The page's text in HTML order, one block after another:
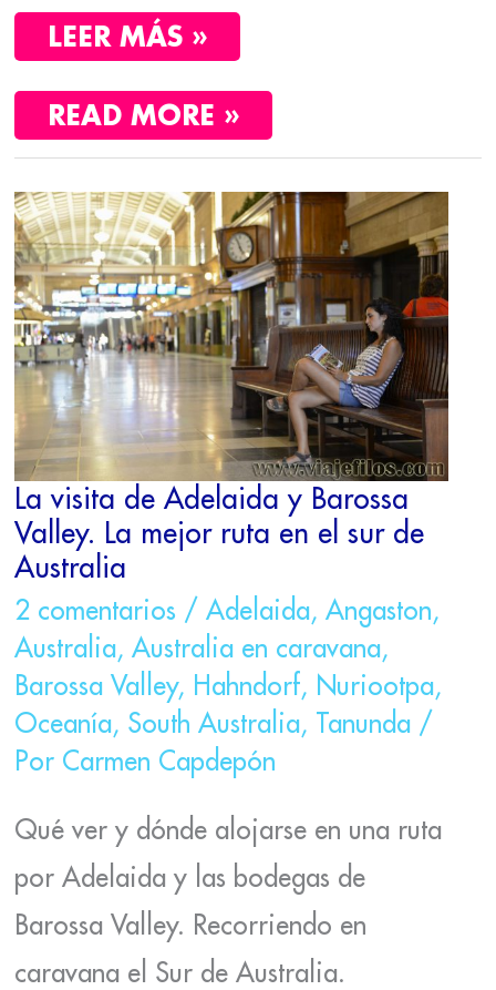
LEER MÁS »
READ MORE »
La visita de Adelaida y Barossa
Valley. La mejor ruta en el sur de
Australia
2 comentarios / Adelaida, Angaston,
Australia, Australia en caravana,
Barossa Valley, Hahndorf, Nuriootpa,
Oceanía, South Australia, Tanunda/
Por Carmen Capdepón
Qué ver y dónde alojarse en una ruta
por Adelaida y las bodegas de
Barossa Valley. Recorriendo en
caravana el Sur de Australia.
LA
VISITA
DE
ADELAIDA
Y
BAROSSA
VALLEY.
LA
MEJOR
RUTA
EN
EL
SUR
DE
AUSTRALIA